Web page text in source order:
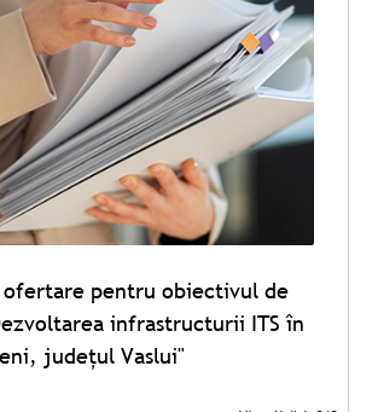
pentru obiectivul de
infrastructurii ITS în
județul Vaslui"